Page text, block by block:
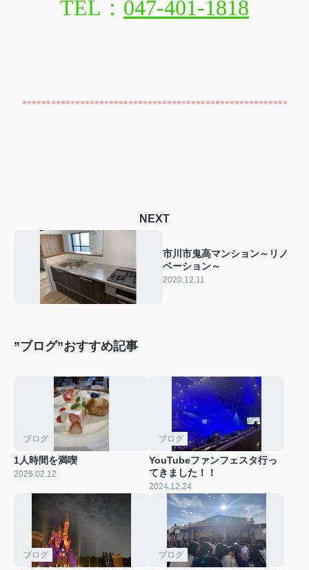
TEL： 047-401-1818
*******************************************************
NEXT
市川市鬼高マンション～リノ
ベーション～
2020.12.11
”ブログ”おすすめ記事
ブログ
1人時間を満喫
2026.02.12
ブログ
YouTubeファンフェスタ行っ
てきました！！
2024.12.24
ブログ ブログ